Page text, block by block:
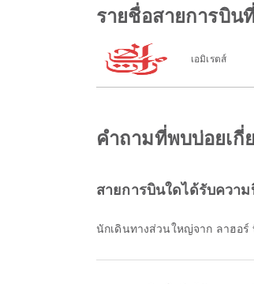
รายชื่อสายการบิน
เอมิเรตส์
คำถามที่พบบ่อยเกี่
สายการบินใดได้รับควา
นักเดินทางส่วนใหญ่จาก ลาฮอร์